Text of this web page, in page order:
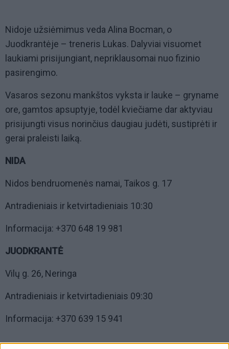
Nidoje užsiėmimus veda Alina Bocman, o
Juodkrantėje – treneris Lukas. Dalyviai visuomet
laukiami prisijungiant, nepriklausomai nuo fizinio
pasirengimo.
Vasaros sezonu mankštos vyksta ir lauke – gryname
ore, gamtos apsuptyje, todėl kviečiame dar aktyviau
prisijungti visus norinčius daugiau judėti, sustiprėti ir
gerai praleisti laiką.
NIDA
Nidos bendruomenės namai, Taikos g. 17
Antradieniais ir ketvirtadieniais 10:30
Informacija: +370 648 19 981
JUODKRANTĖ
Vilų g. 26, Neringa
Antradieniais ir ketvirtadieniais 09:30
Informacija: +370 639 15 941